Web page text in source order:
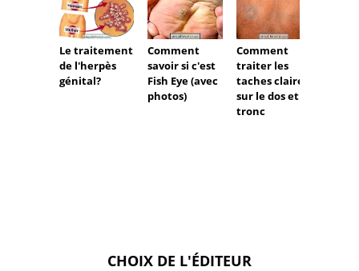
Le traitement
de l'herpès
génital?
Comment
savoir si c'est
Fish Eye (avec
photos)
Comment
traiter les
taches claires
sur le dos et le
tronc
CHOIX DE L'ÉDITEUR